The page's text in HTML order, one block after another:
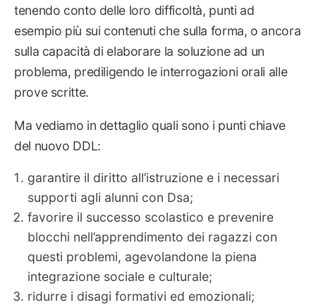
tenendo conto delle loro difficoltà, punti ad
esempio più sui contenuti che sulla forma, o ancora
sulla capacità di elaborare la soluzione ad un
problema, prediligendo le interrogazioni orali alle
prove scritte.
Ma vediamo in dettaglio quali sono i punti chiave
del nuovo DDL:
garantire il diritto all’istruzione e i necessari
supporti agli alunni con Dsa;
favorire il successo scolastico e prevenire
blocchi nell’apprendimento dei ragazzi con
questi problemi, agevolandone la piena
integrazione sociale e culturale;
ridurre i disagi formativi ed emozionali;